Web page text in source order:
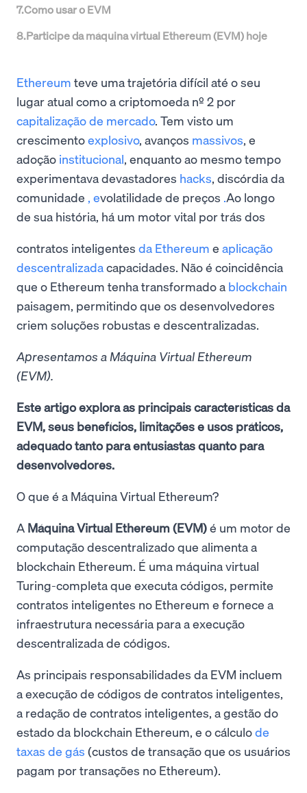
7.Como usar o EVM
8.Participe da máquina virtual Ethereum (EVM) hoje
Ethereum teve uma trajetória difícil até o seu
lugar atual como a criptomoeda nº 2 por
capitalização de mercado. Tem visto um
crescimentoexplosivo, avanços massivos, e
adoção institucional, enquanto ao mesmo tempo
experimentava devastadores hacks, discórdia da
comunidade , evolatilidade de preços .Ao longo
de sua história, há um motor vital por trás dos
contratos inteligentes da Ethereum e aplicação
descentralizadacapacidades. Não é coincidência
que o Ethereum tenha transformado a blockchain
paisagem, permitindo que os desenvolvedores
criem soluções robustas e descentralizadas.
Apresentamos a Máquina Virtual Ethereum
(EVM).
Este artigo explora as principais características da
EVM, seus benefícios, limitações e usos práticos,
adequado tanto para entusiastas quanto para
desenvolvedores.
O que é a Máquina Virtual Ethereum?
A Máquina Virtual Ethereum (EVM)é um motor de
computação descentralizado que alimenta a
blockchain Ethereum. É uma máquina virtual
Turing-completa que executa códigos, permite
contratos inteligentes no Ethereum e fornece a
infraestrutura necessária para a execução
descentralizada de códigos.
As principais responsabilidades da EVM incluem
a execução de códigos de contratos inteligentes,
a redação de contratos inteligentes, a gestão do
estado da blockchain Ethereum, e o cálculode
taxas de gás (custos de transação que os usuários
pagam por transações no Ethereum).